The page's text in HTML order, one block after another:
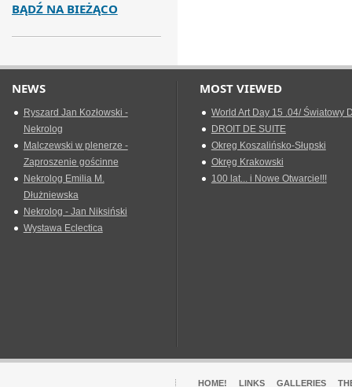
BĄDŹ NA BIEŻĄCO
NEWS
Ryszard Jan Kozłowski -
Nekrolog
Malczewski w plenerze -
Zaproszenie gościnne
Nekrolog Emilia M.
Dłużniewska
Nekrolog - Jan Niksiński
Wystawa Eclectica
MOST VIEWED
World Art Day 15 .04/ Światowy
DROIT DE SUITE
Okreg Koszalińsko-Słupski
Okręg Krakowski
100 lat... i Nowe Otwarcie!!!
HOME! LINKS GALLERIES